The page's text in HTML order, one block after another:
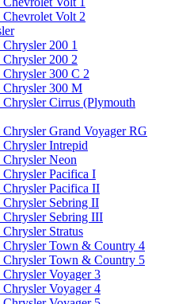
Volt 2
200 1
200 2
300 C 2
300 M
Cirrus (Plymouth
Grand Voyager RG
Intrepid
Neon
Pacifica I
Pacifica II
Sebring II
Sebring III
Stratus
Town & Country 4
Town & Country 5
Voyager 3
Voyager 4